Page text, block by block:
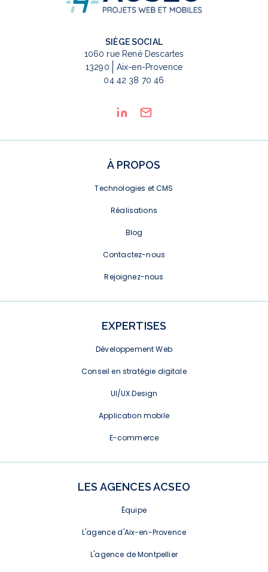
SIÈGE SOCIAL
1060 rue René Descartes
13290
Aix-en-Provence
04 42 38 70 46
À PROPOS
Technologies et CMS
Réalisations
Blog
Contactez-nous
Rejoignez-nous
EXPERTISES
Développement Web
Conseil en stratégie digitale
UI/UX Design
Application mobile
E-commerce
LES AGENCES ACSEO
Équipe
L'agence d'Aix-en-Provence
L'agence de Montpellier